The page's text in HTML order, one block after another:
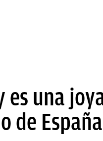
una
de